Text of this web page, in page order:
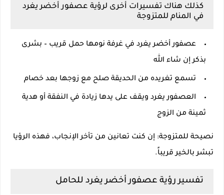
كذلك هناك تفسيرات أخرى لرؤية عصفور أخضر يغرد
في المنام للمتزوجة
عصفور أخضر يغرد في غرفة نومها حمل قريب – بشرى
بذكر إن شاء الله
تسمع تغريده من الحديقة صلح مع زوجها بعد خصام
العصفور يغرد ويقف على يدها زيادة في النفقة أو هدية
ثمينة من الزوج
نصيحة للمتزوجة: إن كنت تعانين من تأخر الإنجاب، فهذه الرؤيا
تبشر بالخير قريباً.
تفسير رؤية عصفور أخضر يغرد للحامل